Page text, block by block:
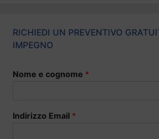
RICHIEDI UN PREVENTIVO
IMPEGNO
Nome e cognome *
Indirizzo Email *